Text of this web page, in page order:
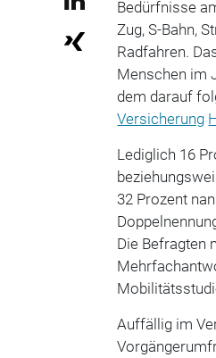
Bedürfnisse
Zug, S-Bahn,
Radfahren.
Menschen im
dem darauf
Versicherung
Lediglich 16
32 Prozent
Die Befragten
Auffällig im